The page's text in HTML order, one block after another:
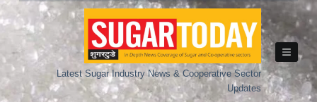
Skip
to
Latest Sugar Industry News & Cooperative Sector
Updates